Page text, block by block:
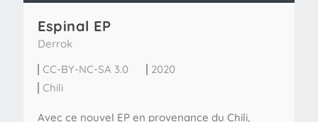
Espinal EP
Derrok
CC-BY-NC-SA 3.0
2020
Chili
Avec ce nouvel EP en provenance du Chili,